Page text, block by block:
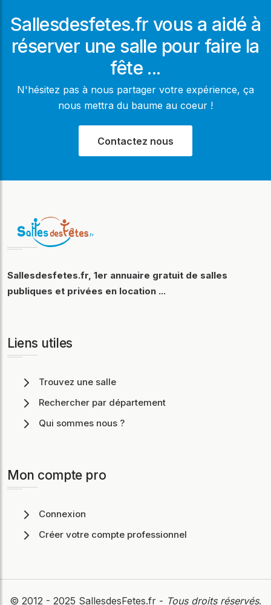
Sallesdesfetes.fr vous a aidé à
réserver une salle pour faire la
fête ...
N'hésitez pas à nous partager votre expérience, ça
nous mettra du baume au coeur !
Contactez nous
Sallesdesfetes.fr, 1er annuaire gratuit de salles
publiques et privées en location ...
Liens utiles
Trouvez une salle
Rechercher par département
Qui sommes nous ?
Mon compte pro
Connexion
Créer votre compte professionnel
© 2012 - 2025 SallesdesFetes.fr - Tous droits réservés.